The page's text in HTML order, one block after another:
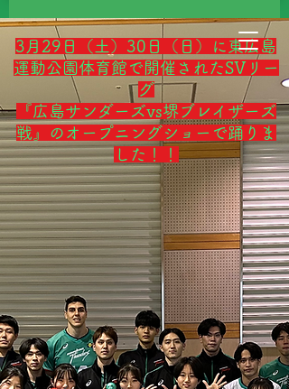
3月29日（土）30日（日）に東広島
運動公園体育館で開催されたSVリー
グ
『広島サンダーズvs堺ブレイザーズ
戦』のオープニングショーで踊りま
した！！